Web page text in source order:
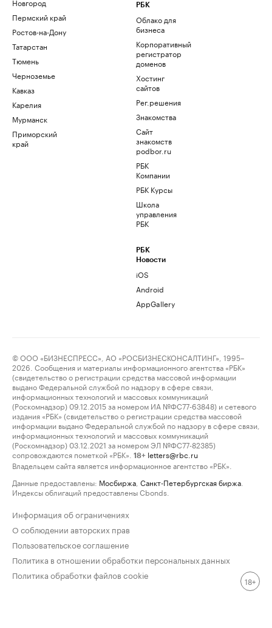
Пермский край
Ростов-на-Дону
Татарстан
Тюмень
Черноземье
Кавказ
Карелия
Мурманск
Приморский
край
РБК
Облако для
бизнеса
Корпоративный
регистратор
доменов
Хостинг
сайтов
Рег.решения
Знакомства
Сайт
знакомств
podbor.ru
РБК
Компании
РБК Курсы
Школа
управления
РБК
РБК
Новости
iOS
Android
AppGallery
© ООО «БИЗНЕСПРЕСС», АО «РОСБИЗНЕСКОНСАЛТИНГ», 1995–
2026. Сообщения и материалы информационного агентства «РБК»
(свидетельство о регистрации средства массовой информации
выдано Федеральной службой по надзору в сфере связи,
информационных технологий и массовых коммуникаций
(Роскомнадзор) 09.12.2015 за номером ИА №ФС77-63848) и сетевого
издания «РБК» (свидетельство о регистрации средства массовой
информации выдано Федеральной службой по надзору в сфере связи,
информационных технологий и массовых коммуникаций
(Роскомнадзор) 03.12.2021 за номером ЭЛ №ФС77-82385)
сопровождаются пометкой «РБК».
18+ letters@rbc.ru
Владельцем сайта является информационное агентство «РБК».
Данные предоставлены: Мосбиржа Санкт-Петербургская биржа
Индексы облигаций предоставлены Cbonds.
Информация об ограничениях
О соблюдении авторских прав
Пользовательское соглашение
Политика в отношении обработки персональных данных
Политика обработки файлов cookie
18+